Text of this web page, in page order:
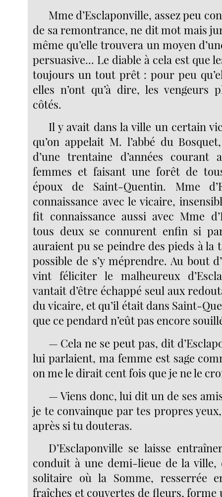
Mme d’Esclaponville, assez peu
de sa remontrance, ne dit mot mais
même qu’elle trouvera un moyen
persuasive... Le diable à cela est que
toujours un tout prêt : pour peu
elles n’ont qu’à dire, les vengeurs
côtés.
Il y avait dans la ville un certain
qu’on appelait M. l’abbé du
d’une trentaine d’années courant
femmes et faisant une forêt de
époux de Saint-Quentin. Mme
connaissance avec le vicaire,
fit connaissance aussi avec Mme
tous deux se connurent enfin si
auraient pu se peindre des pieds à la
possible de s’y méprendre. Au bout
vint féliciter le malheureux
vantait d’être échappé seul aux
du vicaire, et qu’il était dans Saint-
que ce pendard n’eût pas encore
— Cela ne se peut pas, dit
lui parlaient, ma femme est sage
on me le dirait cent fois que je ne le
— Viens donc, lui dit un de ses
je te convainque par tes propres
après si tu douteras.
D’Esclaponville se laisse
conduit à une demi-lieue de la
solitaire où la Somme, resserrée
fraîches et couvertes de fleurs, forme